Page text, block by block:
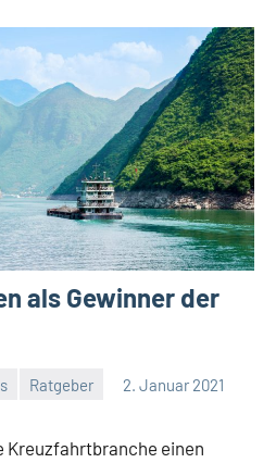
als Gewinner der
Ratgeber 2. Januar 2021
Kreuzfahrtbranche einen